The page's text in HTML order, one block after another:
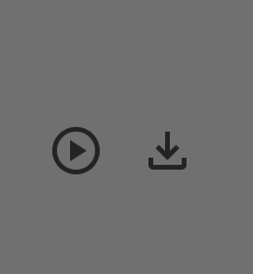
play_circle download